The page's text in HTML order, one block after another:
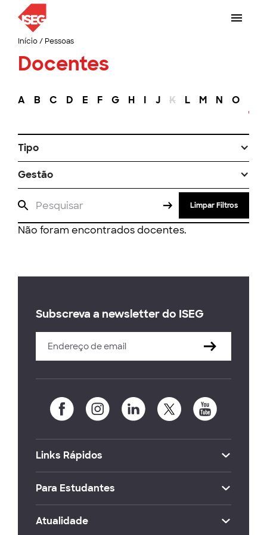
Início/ Pessoas
Docentes
A B C D E F G H I J K L M N O
Tipo
Gestão
Limpar Filtros
Não foram encontrados docentes.
Subscreva a newsletter do ISEG
Links Rápidos
Para Estudantes
Atualidade